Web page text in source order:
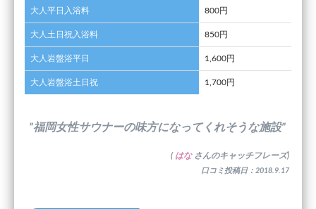
大人平日入浴料 800円
大人土日祝入浴料 850円
大人岩盤浴平日 1,600円
大人岩盤浴土日祝 1,700円
”福岡女性サウナーの味方になってくれそうな施設”
( はな さんのキャッチフレーズ)
口コミ投稿日：2018.9.17